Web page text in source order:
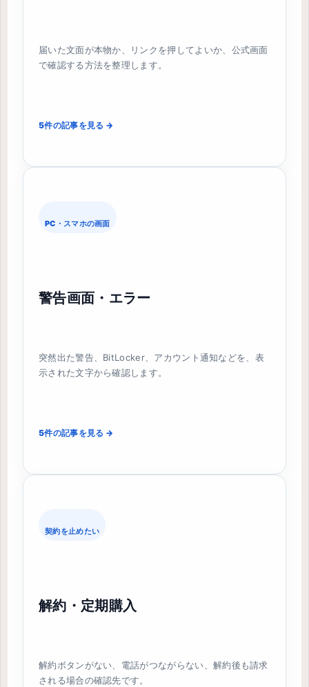
届いた文面が本物か、リンクを押してよいか、公式画面
で確認する方法を整理します。
5件の記事を見る →
PC・スマホの画面
警告画面・エラー
突然出た警告、BitLocker、アカウント通知などを、表
示された文字から確認します。
5件の記事を見る →
契約を止めたい
解約・定期購入
解約ボタンがない、電話がつながらない、解約後も請求
される場合の確認先です。